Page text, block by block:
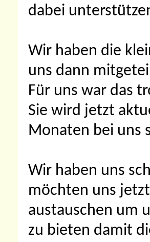
dabei
Wir haben die
uns dann
Für uns war das
Sie wird jetzt
Monaten bei uns
Wir haben uns
möchten uns
austauschen um
zu bieten damit